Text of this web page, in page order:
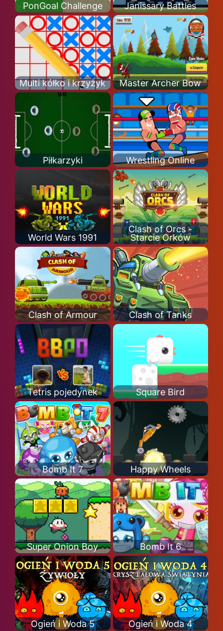
PonGoal Challenge Janissary Battles
Multi kółko i krzyżyk Master Archer Bow
Piłkarzyki Wrestling Online
World Wars 1991
Clash of Orcs -
Starcie Orków
Clash of Armour Clash of Tanks
Tetris pojedynek Square Bird
Bomb It 7 Happy Wheels
Super Onion Boy Bomb It 6
Ogień i Woda 5 Ogień i Woda 4